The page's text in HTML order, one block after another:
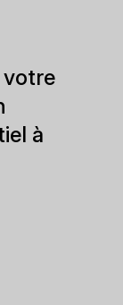
votre
à